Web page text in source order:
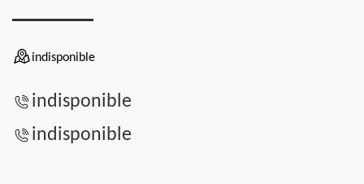
indisponible
indisponible
indisponible